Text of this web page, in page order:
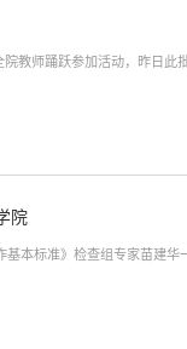
教师踊跃参加活动，昨日此
院
本标准》检查组专家苗建华